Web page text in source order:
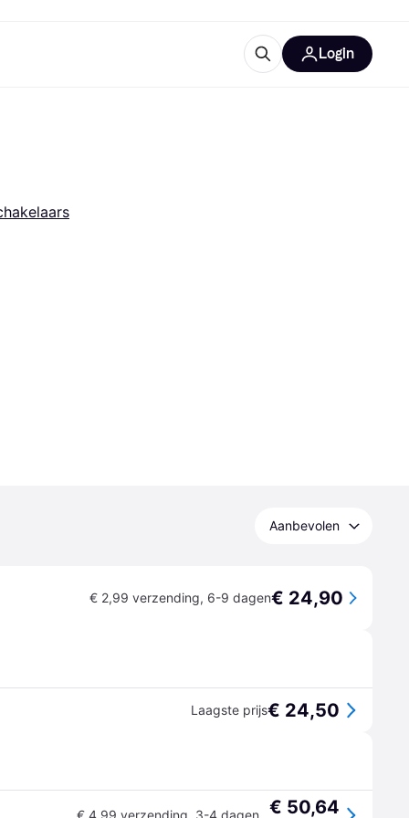
Login
Aanbevolen
€ 2,99 verzending, 6-9 dagen€ 24,90
Laagste prijs€ 24,50
€ 4,99 verzending, 3-4 dagen € 50,64